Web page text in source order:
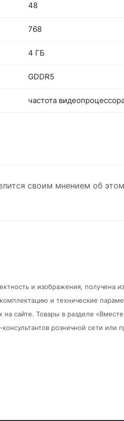
48
768
4 ГБ
GDDR5
частота
своим мнением об этом
и изображения, получена
и технические
на сайте. Товары в разделе
розничной сети или